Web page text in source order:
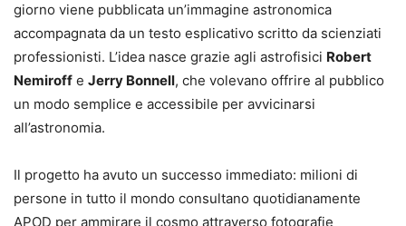
giorno viene pubblicata un’immagine astronomica
accompagnata da un testo esplicativo scritto da scienziati
professionisti. L’idea nasce grazie agli astrofisici Robert
Nemiroff e Jerry Bonnell, che volevano offrire al pubblico
un modo semplice e accessibile per avvicinarsi
all’astronomia.
Il progetto ha avuto un successo immediato: milioni di
persone in tutto il mondo consultano quotidianamente
APOD per ammirare il cosmo attraverso fotografie